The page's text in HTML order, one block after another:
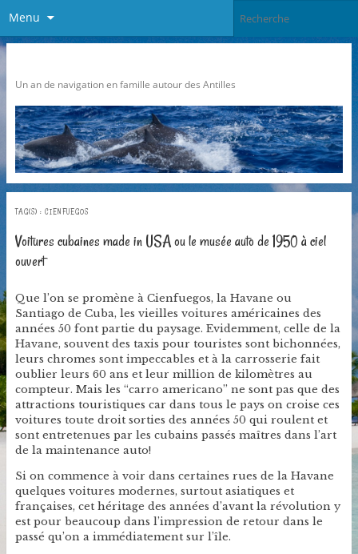
Menu
Un an de navigation en famille autour des Antilles
TAG(S) : CIENFUEGOS
Voitures cubaines made in USA ou le musée auto de 1950 à ciel
ouvert
Que l’on se promène à Cienfuegos, la Havane ou
Santiago de Cuba, les vieilles voitures américaines des
années 50 font partie du paysage. Evidemment, celle de la
Havane, souvent des taxis pour touristes sont bichonnées,
leurs chromes sont impeccables et à la carrosserie fait
oublier leurs 60 ans et leur million de kilomètres au
compteur. Mais les “carro americano” ne sont pas que des
attractions touristiques car dans tous le pays on croise ces
voitures toute droit sorties des années 50 qui roulent et
sont entretenues par les cubains passés maîtres dans l’art
de la maintenance auto!
Si on commence à voir dans certaines rues de la Havane
quelques voitures modernes, surtout asiatiques et
françaises, cet héritage des années d’avant la révolution y
est pour beaucoup dans l’impression de retour dans le
passé qu’on a immédiatement sur l’île.